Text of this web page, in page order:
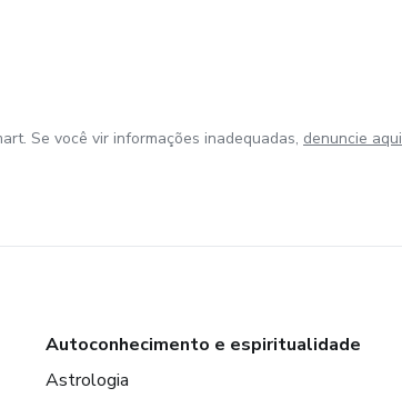
Se você vir informações inadequadas, denuncie aqui
Autoconhecimento e espiritualidade
Astrologia